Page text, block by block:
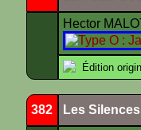
Hector
Édition
382 Les